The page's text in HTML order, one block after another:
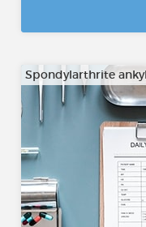
Spondylarthrite